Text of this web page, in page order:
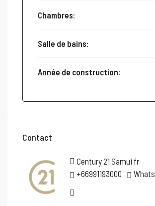
Chambres:
Salle de bains:
Année de construction:
Contact
Century 21 Samui fr
+66991193000